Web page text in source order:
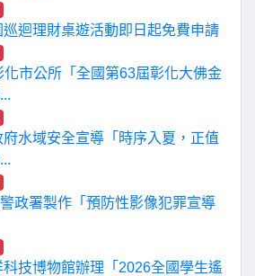
迴理財桌遊活動即日起免費申請
化市公所「全國第63屆彰化大佛金
水域安全宣導「時序入夏，正值
政署製作「預防性影像犯罪宣導
技博物館辦理「2026全國學生遙